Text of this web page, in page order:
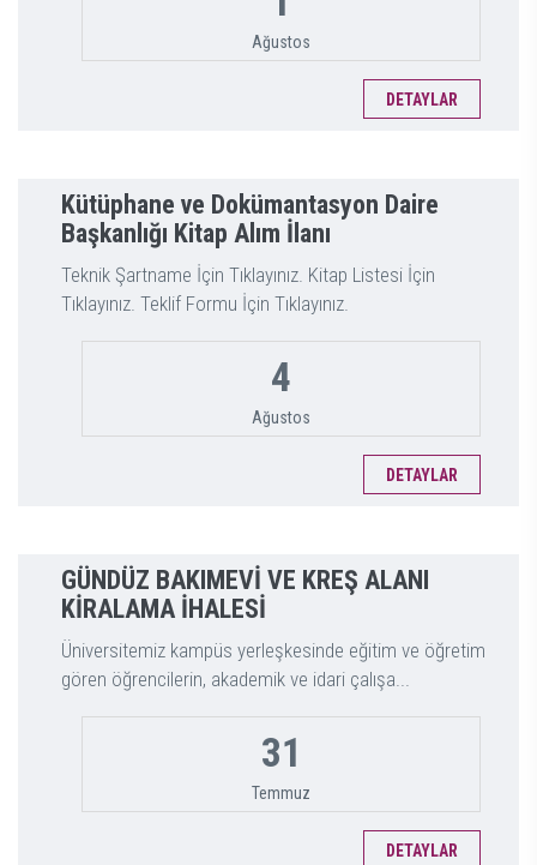
Ağustos
DETAYLAR
Kütüphane ve Dokümantasyon Daire
Başkanlığı Kitap Alım İlanı
Teknik Şartname İçin Tıklayınız. Kitap Listesi İçin
Tıklayınız. Teklif Formu İçin Tıklayınız.
4
Ağustos
DETAYLAR
GÜNDÜZ BAKIMEVİ VE KREŞ ALANI
KİRALAMA İHALESİ
Üniversitemiz kampüs yerleşkesinde eğitim ve öğretim
gören öğrencilerin, akademik ve idari çalışa...
31
Temmuz
DETAYLAR